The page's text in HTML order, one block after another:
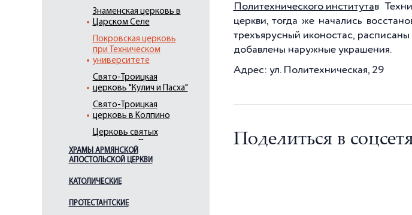
Знаменская церковь в
Царском Селе
Покровская церковь
при Техническом
университете
Свято-Троицкая
церковь "Кулич и Пасха"
Свято-Троицкая
церковь в Колпино
Церковь святых
апостолов Петра и
Павла в усадьбе
"Знаменка"
Церковь Благовещения
Церковь Благовещения
ХРАМЫ АРМЯНСКОЙ
АПОСТОЛЬСКОЙ ЦЕРКВИ
КАТОЛИЧЕСКИЕ
ПРОТЕСТАНТСКИЕ
Политехнического институтав
церкви, тогда же начались
трехъярусный иконостас,
добавлены наружные украшения.
Адрес: ул. Политехническая, 29
Поделиться в